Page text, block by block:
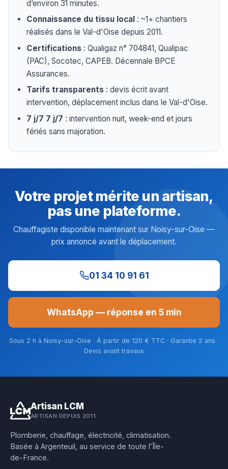
d’environ 31 minutes.
Connaissance du tissu local : ~1+ chantiers
réalisés dans le Val-d'Oise depuis 2011.
Certifications : Qualigaz n° 704841, Qualipac
(PAC), Socotec, CAPEB. Décennale BPCE
Assurances.
Tarifs transparents : devis écrit avant
intervention, déplacement inclus dans le Val-d'Oise.
7 j/7 7 j/7 : intervention nuit, week-end et jours
fériés sans majoration.
Votre projet mérite un artisan,
pas une plateforme.
Chauffagiste disponible maintenant sur Noisy-sur-Oise —
prix annoncé avant le déplacement.
01 34 10 91 61
WhatsApp — réponse en 5 min
Sous 2 h à Noisy-sur-Oise · À partir de 120 € TTC · Garantie 2 ans ·
Devis avant travaux
Artisan LCM
ARTISAN DEPUIS 2011
Plomberie, chauffage, électricité, climatisation.
Basée à Argenteuil, au service de toute l’Île-
de-France.